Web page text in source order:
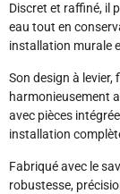
Discret et raffiné, il
eau tout en
installation murale
Son design à levier,
harmonieusement
avec pièces
installation
Fabriqué avec le
robustesse,